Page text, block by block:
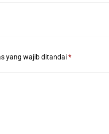
yang wajib ditandai*